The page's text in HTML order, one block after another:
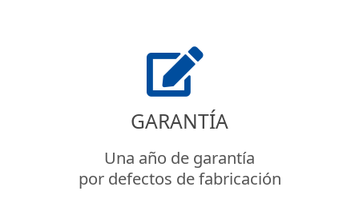
GARANTÍA
Una año de garantía
por defectos de fabricación